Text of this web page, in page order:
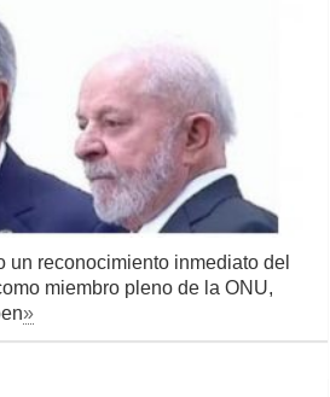
un reconocimiento inmediato del
miembro pleno de la ONU,
»